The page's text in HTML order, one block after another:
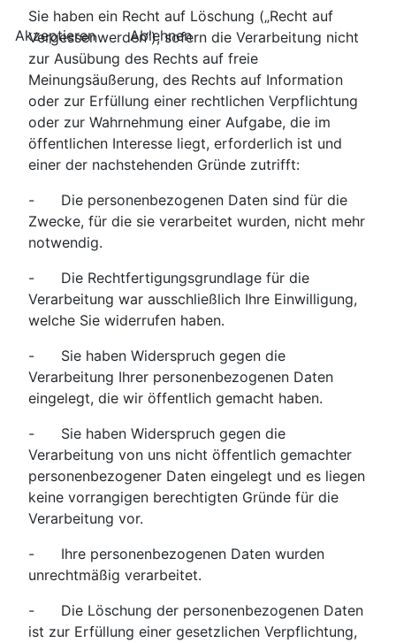
Sie haben ein Recht auf Löschung („Recht auf
Vergessenwerden“), sofern die Verarbeitung nicht
zur Ausübung des Rechts auf freie
Meinungsäußerung, des Rechts auf Information
oder zur Erfüllung einer rechtlichen Verpflichtung
oder zur Wahrnehmung einer Aufgabe, die im
öffentlichen Interesse liegt, erforderlich ist und
einer der nachstehenden Gründe zutrifft:
- Die personenbezogenen Daten sind für die
Zwecke, für die sie verarbeitet wurden, nicht mehr
notwendig.
- Die Rechtfertigungsgrundlage für die
Verarbeitung war ausschließlich Ihre Einwilligung,
welche Sie widerrufen haben.
- Sie haben Widerspruch gegen die
Verarbeitung Ihrer personenbezogenen Daten
eingelegt, die wir öffentlich gemacht haben.
- Sie haben Widerspruch gegen die
Verarbeitung von uns nicht öffentlich gemachter
personenbezogener Daten eingelegt und es liegen
keine vorrangigen berechtigten Gründe für die
Verarbeitung vor.
- Ihre personenbezogenen Daten wurden
unrechtmäßig verarbeitet.
- Die Löschung der personenbezogenen Daten
ist zur Erfüllung einer gesetzlichen Verpflichtung,
Akzeptieren Ablehnen